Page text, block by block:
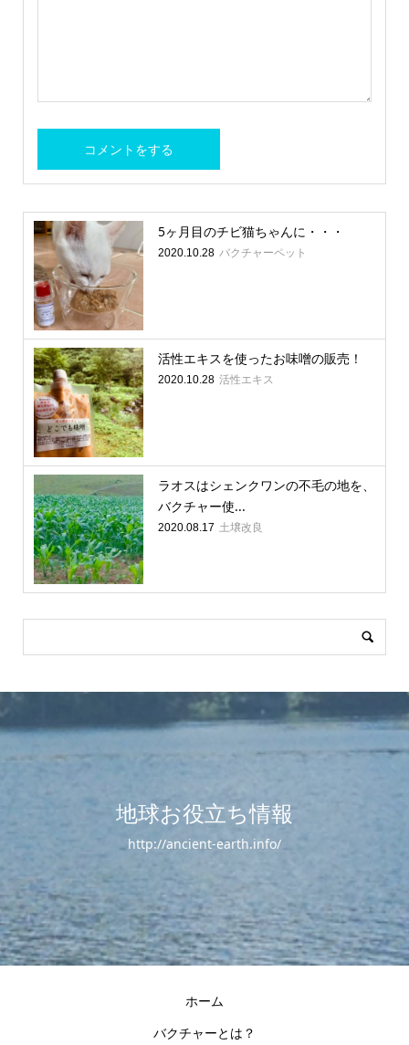
5ヶ月目のチビ猫ちゃんに・・・
2020.10.28 バクチャーペット
活性エキスを使ったお味噌の販売！
2020.10.28 活性エキス
ラオスはシェンクワンの不毛の地を、
バクチャー使...
2020.08.17 土壌改良
地球お役立ち情報
http://ancient-earth.info/
ホーム
バクチャーとは？